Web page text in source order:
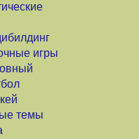
игры
темы